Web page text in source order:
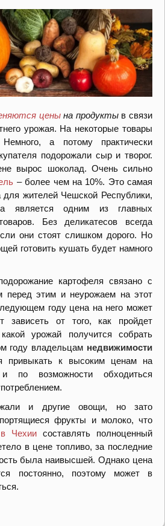
ценына продуктыв связи
урожая. На некоторые товары
а потому практически
подорожали сыр и творог.
вырос шоколад. Очень сильно
– более чем на 10%. Это самая
жителей Чешской Республики,
является одним из главных
Без деликатесов всегда
они стоят слишком дорого. Но
готовить кушать будет намного
картофеля связано с
перед этим и неурожаем на этот
году цена на него может
зависеть от того, как пройдет
урожай получится собрать
году владельцам недвижимости
привыкать к высоким ценам на
возможности обходиться
и другие овощи, но зато
фрукты и молоко, что
Чехии составлять полноценный
в цене топливо, за последние
была наивысшей. Однако цена
постоянно, поэтому может в